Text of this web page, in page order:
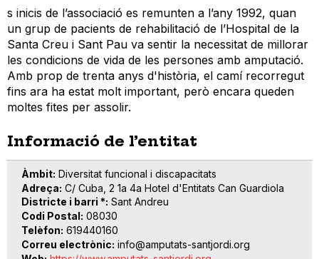
s inicis de l’associació es remunten a l’any 1992, quan
un grup de pacients de rehabilitació de l’Hospital de la
Santa Creu i Sant Pau va sentir la necessitat de millorar
les condicions de vida de les persones amb amputació.
Amb prop de trenta anys d'història, el camí recorregut
fins ara ha estat molt important, però encara queden
moltes fites per assolir.
Informació de l’entitat
Àmbit Diversitat funcional i discapacitats
Adreça C/ Cuba, 2 1a 4a Hotel d'Entitats Can Guardiola
Districte i barri * Sant Andreu
Codi Postal 08030
Telèfon 619440160
Correu electrònic info@amputats-santjordi.org